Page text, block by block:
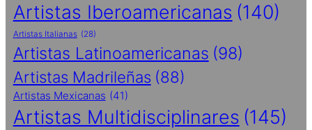
Artistas Iberoamericanas (140)
Artistas Italianas (28)
Artistas Latinoamericanas (98)
Artistas Madrileñas (88)
Artistas Mexicanas (41)
Artistas Multidisciplinares (145)